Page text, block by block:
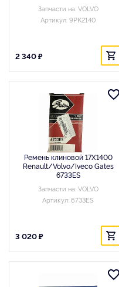
Запчасти на: VOLVO
Артикул: 9PK2140
2 340 ₽
Ремень клиновой 17X1400
Renault/Volvo/Iveco Gates
6733ES
Запчасти на: VOLVO
Артикул: 6733ES
3 020 ₽